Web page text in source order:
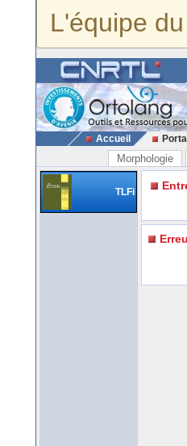
L'équipe
Accueil
Morphologie
TLFi